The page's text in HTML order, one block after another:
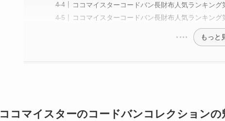
ココマイスターコードバン長財布人気ランキン
ココマイスターコードバン長財布人気ランキン
もっと
ココマイスターのコードバンコレクションの